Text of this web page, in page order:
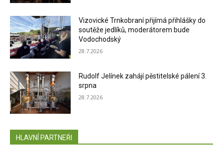
Vizovické Trnkobraní přijímá přihlášky do
soutěže jedlíků, moderátorem bude
Vodochodský
28.7.2026
Rudolf Jelínek zahájí pěstitelské pálení 3.
srpna
28.7.2026
HLAVNÍ PARTNEŘI